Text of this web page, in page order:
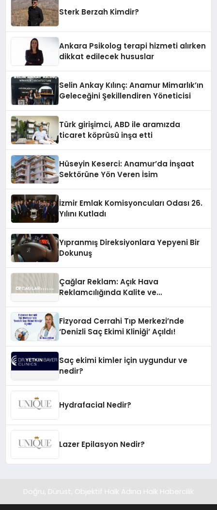
Sterk Berzah Kimdir?
Ankara Psikolog terapi hizmeti alırken
dikkat edilecek hususlar
Selin Ankay Kılınç: Anamur Mimarlık’ın
Geleceğini Şekillendiren Yöneticisi
Türk girişimci, ABD ile aramızda
ticaret köprüsü inşa etti
Hüseyin Keserci: Anamur’da İnşaat
Sektörüne Yön Veren İsim
İzmir Emlak Komisyoncuları Odası 26.
Yılını Kutladı
Yıpranmış Direksiyonlara Yepyeni Bir
Dokunuş
Çağlar Reklam: Açık Hava
Reklamcılığında Kalite ve
Fizyorad Cerrahi Tıp Merkezi’nde
‘Denizli Saç Ekimi Kliniği’ Açıldı!
Saç ekimi kimler için uygundur ve
nedir?
Hydrafacial Nedir?
Lazer Epilasyon Nedir?
Doğru, Dürüst, Objektif Halk Adına Halk Habercilik